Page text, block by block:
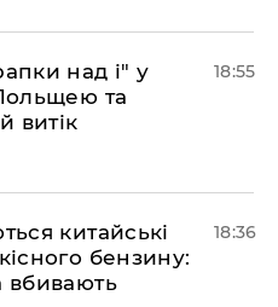
над і" у
та
витік
18:55
китайські
бензину:
вбивають
18:36